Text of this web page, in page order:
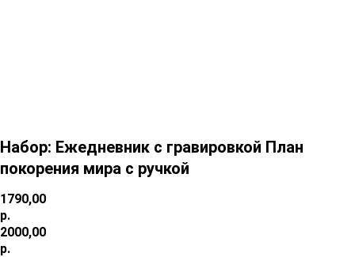
Набор: Ежедневник с гравировкой План
покорения мира с ручкой
1790,00
р.
2000,00
р.